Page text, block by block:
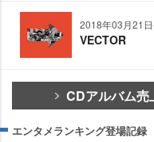
2018年03月21
VECTOR
CDアルバム売
エンタメランキング登場記録